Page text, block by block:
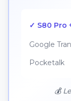
✓ S80 Pro
Google
Pocketalk
💰